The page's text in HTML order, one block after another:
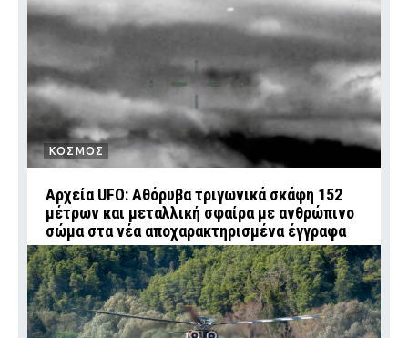
ΚΟΣΜΟΣ
Αρχεία UFO: Αθόρυβα τριγωνικά σκάφη 152
μέτρων και μεταλλική σφαίρα με ανθρώπινο
σώμα στα νέα αποχαρακτηρισμένα έγγραφα